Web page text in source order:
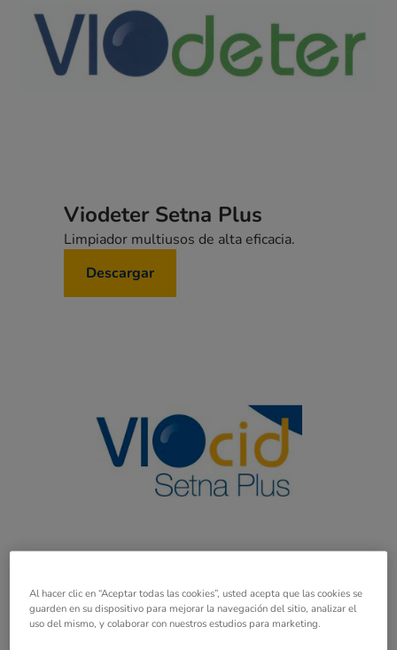
Viodeter Setna Plus
Limpiador multiusos de alta eficacia.
Descargar
Viocid Setna Plus
Al hacer clic en “Aceptar todas las cookies”, usted acepta que las cookies se
guarden en su dispositivo para mejorar la navegación del sitio, analizar el
uso del mismo, y colaborar con nuestros estudios para marketing.